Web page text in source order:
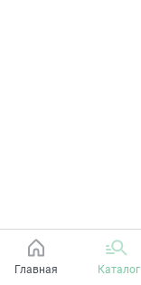
Главная Каталог